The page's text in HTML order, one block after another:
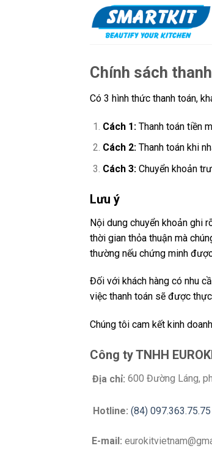
Chính sách
Có 3 hình thức thanh toán,
Cách 1:Thanh toán tiền
Cách 2:Thanh toán khi
Cách 3:Chuyển khoản
Lưu ý
Nội dung chuyển khoản ghi
thời gian thỏa thuận mà
thường nếu chứng minh
Đối với khách hàng có nhu
việc thanh toán sẽ được
Chúng tôi cam kết kinh
Công ty TNHH
Địa chỉ: 600 Đường Láng,
Hotline: (84) 097.363.75.75
E-mail: